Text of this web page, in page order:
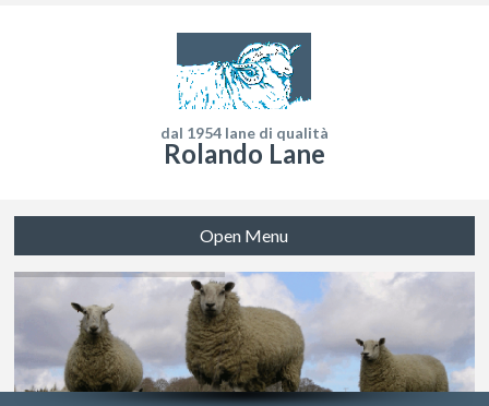
dal 1954 lane di qualità
Rolando Lane
Open Menu